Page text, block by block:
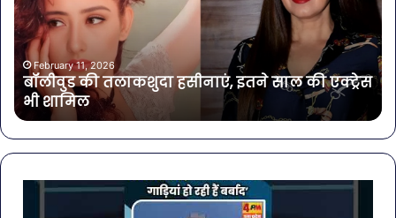
इतने
साल
की
एक्ट्रेस
शामिल
February 11, 2026
बॉलीवुड की तलाकशुदा हसीनाएं, इतने साल की एक्ट्रेस
भी शामिल
पर